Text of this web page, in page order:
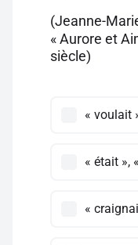
(Jeanne-
« Aurore et
siècle)
« voulait
« était »,
«